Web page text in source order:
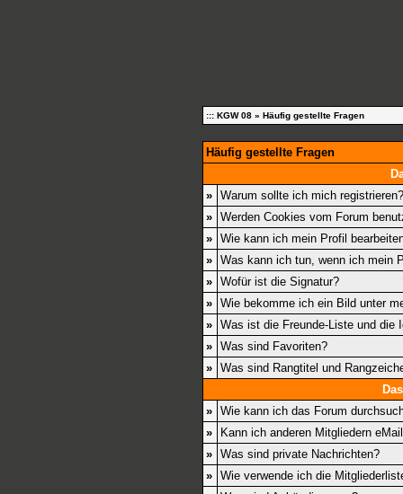
::: KGW 08 » Häufig gestellte Fragen
Häufig gestellte Fragen
»
Warum sollte ich mich
»
Werden Cookies vom Forum
»
Wie kann ich mein Profil
»
Was kann ich tun, wenn ich mein
»
Wofür ist die Signatur?
»
Wie bekomme ich ein Bild unter
»
Was ist die Freunde-Liste und die
»
Was sind Favoriten?
»
Was sind Rangtitel und
»
Wie kann ich das Forum
»
Kann ich anderen Mitgliedern
»
Was sind private Nachrichten?
»
Wie verwende ich die